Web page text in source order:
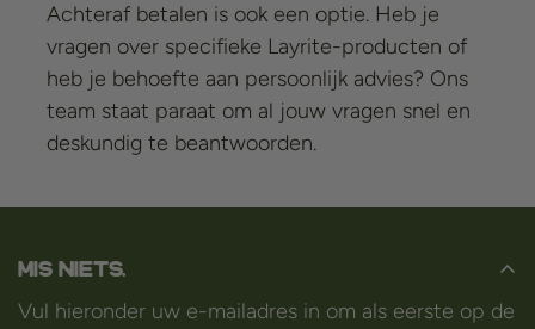
Achteraf betalen is ook een optie. Heb je
vragen over specifieke Layrite-producten of
heb je behoefte aan persoonlijk advies? Ons
team staat paraat om al jouw vragen snel en
deskundig te beantwoorden.
Mis niets.
Vul hieronder uw e-mailadres in om als eerste op de